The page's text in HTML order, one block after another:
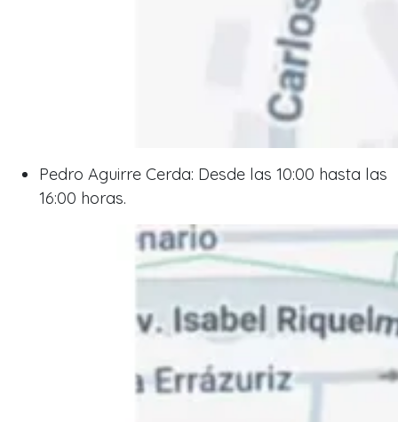
Pedro Aguirre Cerda: Desde las 10:00 hasta las
16:00 horas.